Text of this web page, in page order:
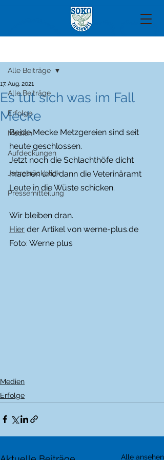
Alle Beiträge
Erfolge
Medien
Aufdeckungen
Jahresrückblick
Pressemitteilung
Alle Beiträge
Es tut sich was im Fall
Mecke
17. Aug. 2021
Beide Mecke Metzgereien sind seit
heute geschlossen.
Jetzt noch die Schlachthöfe dicht
machen und dann die Veterinäramt
Leute in die Wüste schicken.
Wir bleiben dran.
Hier der Artikel von werne-plus.de
Foto: Werne plus
Medien
Erfolge
Alle ansehen